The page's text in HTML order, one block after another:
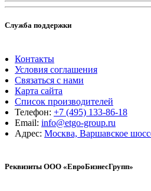
Служба поддержки
Контакты
Условия соглашения
Связаться с нами
Карта сайта
Список производителей
Телефон: +7 (495) 133-86-18
Email: info@etgo-group.ru
Адрес: Москва, Варшавское
Реквизиты ООО «ЕвроБизнесГрупп»